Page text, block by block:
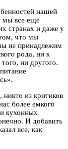
нашей
мы все еще
странах и даже у
что мы
не принадлежим
рода, ни к
ни другого.
никто из критиков
более емкого
кухонных
И добавить
все, как